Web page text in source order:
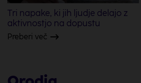
Tri napake, ki jih ljudje delajo z
aktivnostjo na dopustu
Preberi več